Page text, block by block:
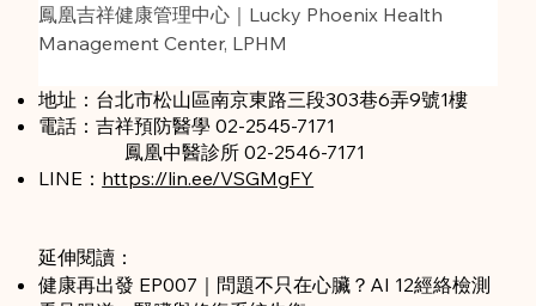
鳳凰吉祥健康管理中心｜Lucky Phoenix Health
Management Center, LPHM
地址：台北市松山區南京東路三段303巷6弄9號1樓
電話：吉祥預防醫學 02-2545-7171
鳳凰中醫診所 02-2546-7171
LINE：​ https://lin.ee/VSGMgFY
健康再出發 EP007｜問題不只在心臟？AI 12經絡檢測
延伸閱讀：